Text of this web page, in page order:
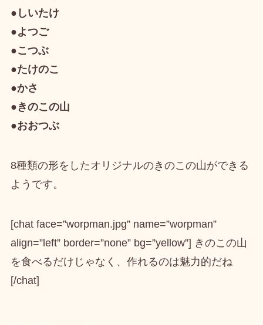
●しいたけ
●よつご
●こつぶ
●たけのこ
●かさ
●きのこの山
●おおつぶ
8種類の形をしたオリジナルのきのこの山ができる
ようです。
[chat face=”worpman.jpg” name=”worpman”
align=”left” border=”none” bg=”yellow”] きのこの山
を食べるだけじゃなく、作れるのは魅力的だね
[/chat]